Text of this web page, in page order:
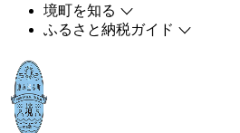
境町を知る
ふるさと納税ガイド